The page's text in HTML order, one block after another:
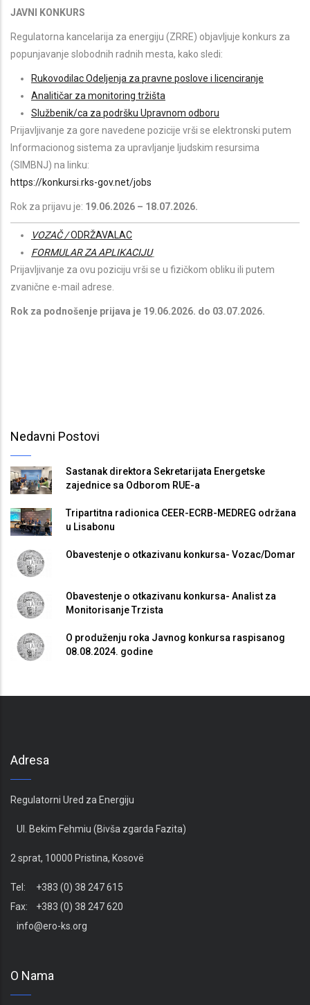
JAVNI KONKURS
Regulatorna kancelarija za energiju (ZRRE) objavljuje konkurs za
popunjavanje slobodnih radnih mesta, kako sledi:
Rukovodilac Odeljenja za pravne poslove i licenciranje
Analitičar za monitoring tržišta
Službenik/ca za podršku Upravnom odboru
Prijavljivanje za gore navedene pozicije vrši se elektronski putem
Informacionog sistema za upravljanje ljudskim resursima
(SIMBNJ) na linku:
https://konkursi.rks-gov.net/jobs
Rok za prijavu je: 19.06.2026 – 18.07.2026.
VOZAČ /ODRŽAVALAC
FORMULAR ZA APLIKACIJU
Prijavljivanje za ovu poziciju vrši se u fizičkom obliku ili putem
zvanične e-mail adrese.
Rok za podnošenje prijava je 19.06.2026. do 03.07.2026.
Nedavni Postovi
Sastanak direktora Sekretarijata Energetske
zajednice sa Odborom RUE-a
Tripartitna radionica CEER-ECRB-MEDREG održana
u Lisabonu
Obavestenje o otkazivanu konkursa- Vozac/Domar
Obavestenje o otkazivanu konkursa- Analist za
Monitorisanje Trzista
O produženju roka Javnog konkursa raspisanog
08.08.2024. godine
Adresa
Regulatorni Ured za Energiju
Ul. Bekim Fehmiu (Bivša zgarda Fazita)
2 sprat, 10000 Pristina, Kosovë
Tel: +383 (0) 38 247 615
Fax: +383 (0) 38 247 620
info@ero-ks.org
O Nama